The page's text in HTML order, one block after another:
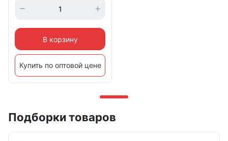
В корзину
Купить по оптовой цене
Подборки товаров